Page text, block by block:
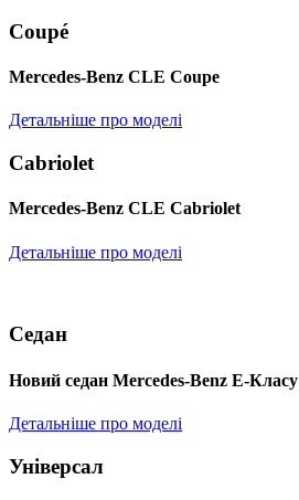
Coupé
Mercedes-Benz CLE Coupe
Детальніше про моделі
Cabriolet
Mercedes-Benz CLE Cabriolet
Детальніше про моделі
Седан
Новий седан Mercedes-Benz Е-Класу
Детальніше про моделі
Універсал